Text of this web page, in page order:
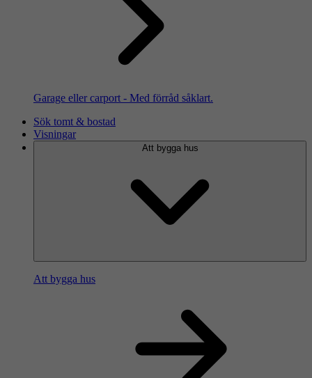
Garage eller carport - Med förråd såklart.
Sök tomt & bostad
Visningar
Att bygga hus
Att bygga hus